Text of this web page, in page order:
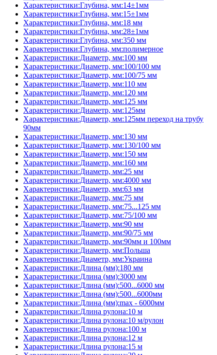
Характеристики:Глубина, мм:14±1мм
Характеристики:Глубина, мм:15±1мм
Характеристики:Глубина, мм:18 мм
Характеристики:Глубина, мм:28±1мм
Характеристики:Глубина, мм:350 мм
Характеристики:Глубина, мм:полимерное
Характеристики:Диаметр, мм:100 мм
Характеристики:Диаметр, мм:100/100 мм
Характеристики:Диаметр, мм:100/75 мм
Характеристики:Диаметр, мм:110 мм
Характеристики:Диаметр, мм:120 мм
Характеристики:Диаметр, мм:125 мм
Характеристики:Диаметр, мм:125мм
Характеристики:Диаметр, мм:125мм переход на трубу
90мм
Характеристики:Диаметр, мм:130 мм
Характеристики:Диаметр, мм:130/100 мм
Характеристики:Диаметр, мм:150 мм
Характеристики:Диаметр, мм:160 мм
Характеристики:Диаметр, мм:25 мм
Характеристики:Диаметр, мм:4000 мм
Характеристики:Диаметр, мм:63 мм
Характеристики:Диаметр, мм:75 мм
Характеристики:Диаметр, мм:75...125 мм
Характеристики:Диаметр, мм:75/100 мм
Характеристики:Диаметр, мм:90 мм
Характеристики:Диаметр, мм:90/75 мм
Характеристики:Диаметр, мм:90мм и 100мм
Характеристики:Диаметр, мм:Польша
Характеристики:Диаметр, мм:Украина
Характеристики:Длина (мм):180 мм
Характеристики:Длина (мм):3000 мм
Характеристики:Длина (мм):500...6000 мм
Характеристики:Длина (мм):500...6000мм
Характеристики:Длина (мм):max - 6000мм
Характеристики:Длина рулона:10 м
Характеристики:Длина рулона:10 м/рулон
Характеристики:Длина рулона:100 м
Характеристики:Длина рулона:12 м
Характеристики:Длина рулона:15 м